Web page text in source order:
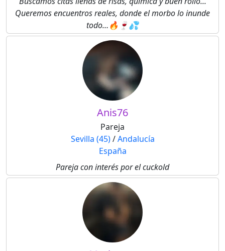
Queremos encuentros reales, donde el morbo lo inunde
todo…🔥🍷💦
Anis76
Pareja
Sevilla (45)/Andalucía
España
Pareja con interés por el cuckold